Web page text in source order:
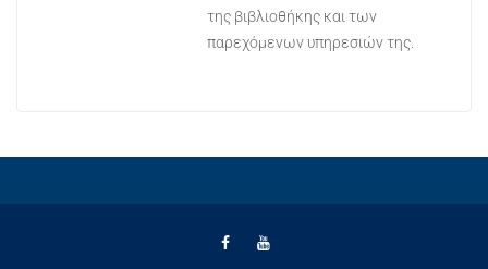
της βιβλιοθήκης και των
παρεχόμενων υπηρεσιών της.